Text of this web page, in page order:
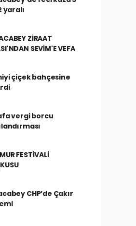
yaralı
ZİRAAT
SEVİM'E VEFA
çiçek bahçesine
vergi borcu
FESTİVALİ
CHP’de Çakır